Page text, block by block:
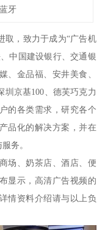
牙
取，致力于成为“广告机
中国建设银行、交通银
、金品福、安井美食、
京基100、德芙巧克力
的各类需求，研究各个
品化的解决方案，并在
务。
场、奶茶店、酒店、便
显示，高清广告视频的
情资料介绍请与以上负